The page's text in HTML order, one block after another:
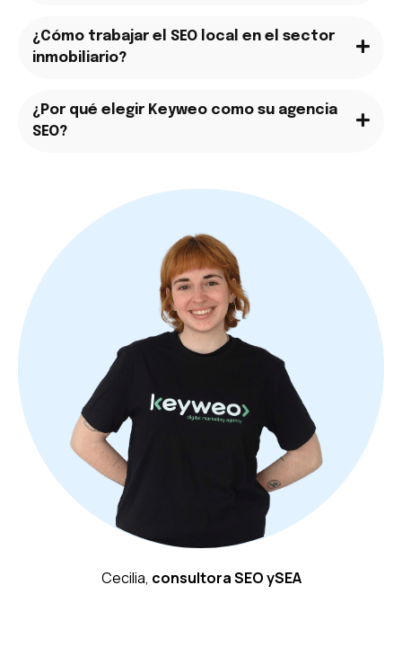
Cecilia, consultora SEO ySEA
¿Cómo trabajar el SEO local en el sector
inmobiliario?
¿Por qué elegir Keyweo como su agencia
SEO?